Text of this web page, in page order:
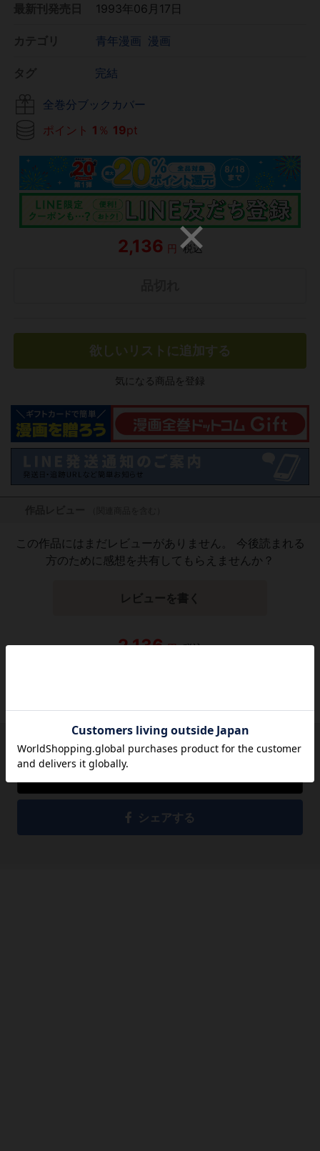
1993年06月17日
青年漫画 漫画
完結
全巻分ブックカバー
ポイント 1 ％ 19pt
2,136 円 税込
欲しいリストに追加する
気になる商品を登録
この作品にはまだレビューがありません。 今後読まれる
方のために感想を共有してもらえませんか？
レビューを書く
2,136 円 税込
シェアする